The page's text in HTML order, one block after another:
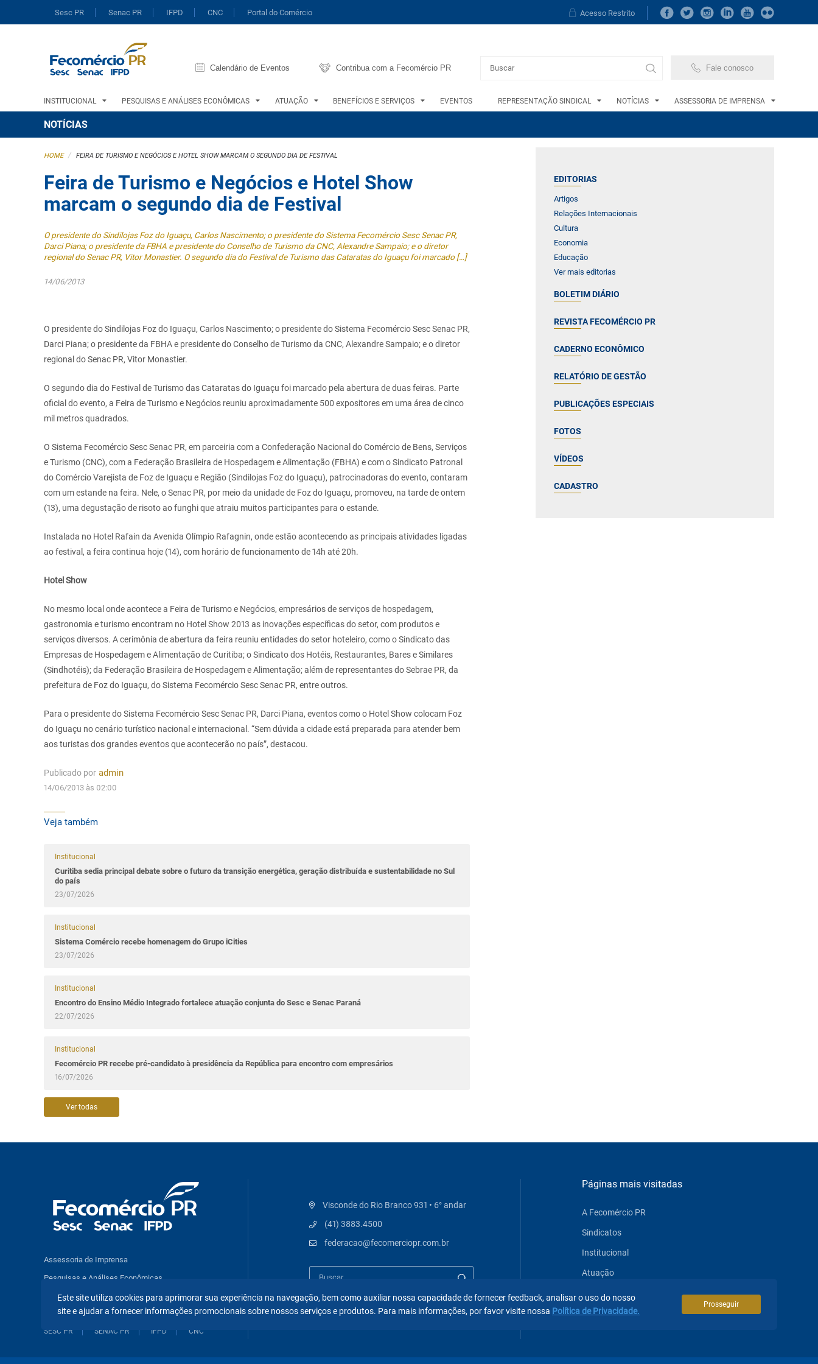
Sesc PR Senac PR IFPD CNC Portal do Comércio Acesso Restrito
Calendário de Eventos Contribua com a Fecomércio PR Fale conosco
INSTITUCIONAL PESQUISAS E ANÁLISES ECONÔMICAS ATUAÇÃO BENEFÍCIOS E SERVIÇOS EVENTOS REPRESENTAÇÃO SINDICAL NOTÍCIAS ASSESSORIA DE IMPRENSA
NOTÍCIAS
EDITORIAS
Artigos
Relações Internacionais
Cultura
Economia
Educação
Ver mais editorias
BOLETIM DIÁRIO
REVISTA FECOMÉRCIO PR
CADERNO ECONÔMICO
RELATÓRIO DE GESTÃO
PUBLICAÇÕES ESPECIAIS
FOTOS
VÍDEOS
CADASTRO
HOME / FEIRA DE TURISMO E NEGÓCIOS E HOTEL SHOW MARCAM O SEGUNDO DIA DE FESTIVAL
Feira de Turismo e Negócios e Hotel Show
marcam o segundo dia de Festival
O presidente do Sindilojas Foz do Iguaçu, Carlos Nascimento; o presidente do Sistema Fecomércio Sesc Senac PR,
Darci Piana; o presidente da FBHA e presidente do Conselho de Turismo da CNC, Alexandre Sampaio; e o diretor
regional do Senac PR, Vitor Monastier. O segundo dia do Festival de Turismo das Cataratas do Iguaçu foi marcado […]
14/06/2013
O presidente do Sindilojas Foz do Iguaçu, Carlos Nascimento; o presidente do Sistema Fecomércio Sesc Senac PR,
Darci Piana; o presidente da FBHA e presidente do Conselho de Turismo da CNC, Alexandre Sampaio; e o diretor
regional do Senac PR, Vitor Monastier.
O segundo dia do Festival de Turismo das Cataratas do Iguaçu foi marcado pela abertura de duas feiras. Parte
oficial do evento, a Feira de Turismo e Negócios reuniu aproximadamente 500 expositores em uma área de cinco
mil metros quadrados.
O Sistema Fecomércio Sesc Senac PR, em parceiria com a Confederação Nacional do Comércio de Bens, Serviços
e Turismo (CNC), com a Federação Brasileira de Hospedagem e Alimentação (FBHA) e com o Sindicato Patronal
do Comércio Varejista de Foz de Iguaçu e Região (Sindilojas Foz do Iguaçu), patrocinadoras do evento, contaram
com um estande na feira. Nele, o Senac PR, por meio da unidade de Foz do Iguaçu, promoveu, na tarde de ontem
(13), uma degustação de risoto ao funghi que atraiu muitos participantes para o estande.
Instalada no Hotel Rafain da Avenida Olímpio Rafagnin, onde estão acontecendo as principais atividades ligadas
ao festival, a feira continua hoje (14), com horário de funcionamento de 14h até 20h.
Hotel Show
No mesmo local onde acontece a Feira de Turismo e Negócios, empresários de serviços de hospedagem,
gastronomia e turismo encontram no Hotel Show 2013 as inovações específicas do setor, com produtos e
serviços diversos. A cerimônia de abertura da feira reuniu entidades do setor hoteleiro, como o Sindicato das
Empresas de Hospedagem e Alimentação de Curitiba; o Sindicato dos Hotéis, Restaurantes, Bares e Similares
(Sindhotéis); da Federação Brasileira de Hospedagem e Alimentação; além de representantes do Sebrae PR, da
prefeitura de Foz do Iguaçu, do Sistema Fecomércio Sesc Senac PR, entre outros.
Para o presidente do Sistema Fecomércio Sesc Senac PR, Darci Piana, eventos como o Hotel Show colocam Foz
do Iguaçu no cenário turístico nacional e internacional. “Sem dúvida a cidade está preparada para atender bem
aos turistas dos grandes eventos que acontecerão no país”, destacou.
Publicado por admin
14/06/2013 às 02:00
Veja também
Institucional
Curitiba sedia principal debate sobre o futuro da transição energética, geração distribuída e sustentabilidade no Sul
do país
23/07/2026
Institucional
Sistema Comércio recebe homenagem do Grupo iCities
23/07/2026
Institucional
Encontro do Ensino Médio Integrado fortalece atuação conjunta do Sesc e Senac Paraná
22/07/2026
Institucional
Fecomércio PR recebe pré-candidato à presidência da República para encontro com empresários
16/07/2026
Ver todas
Assessoria de Imprensa
Pesquisas e Análises Econômicas
Benefícios e Serviços
SESC PR SENAC PR IFPD CNC
Visconde do Rio Branco 931 • 6° andar
(41) 3883.4500
federacao@fecomerciopr.com.br
Páginas mais visitadas
A Fecomércio PR
Sindicatos
Institucional
Atuação
Eventos
Notícias
Este site utiliza cookies para aprimorar sua experiência na navegação, bem como auxiliar nossa capacidade de fornecer feedback, analisar o uso do nosso
site e ajudar a fornecer informações promocionais sobre nossos serviços e produtos. Para mais informações, por favor visite nossa Política de Privacidade.
Prosseguir